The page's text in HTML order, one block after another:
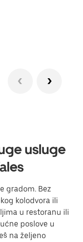
usluge
gradom. Bez
kolodvora ili
u restoranu ili
poslove u
na željeno